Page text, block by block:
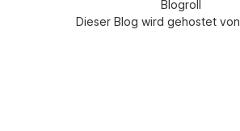
Dieser Blog wird gehostet von